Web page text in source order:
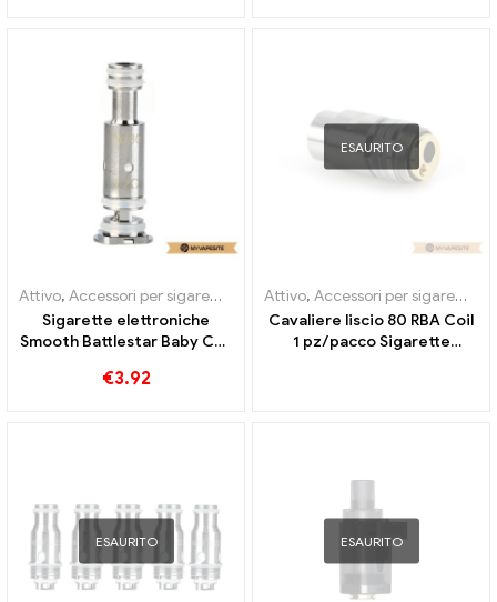
Attivo, Accessori per sigarette elettroniche ,Evaporatore
Sigarette elettroniche
Smooth Battlestar Baby Coil
€3.92
ESAURITO
Attivo, Accessori per sigarette elettroniche
Cavaliere liscio 80 RBA Coil
1 pz/pacco Sigarette
ESAURITO ESAURITO